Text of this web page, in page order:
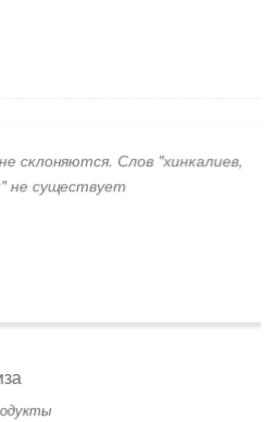
Слов "хинкалиев,